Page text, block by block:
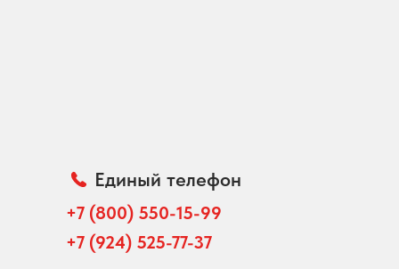
Единый телефон
+7 (800) 550-15-99
+7 (924) 525-77-37